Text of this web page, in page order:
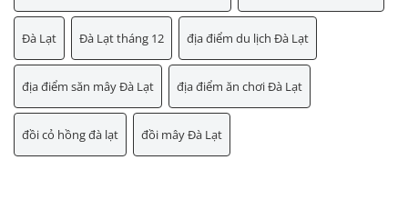
Đà Lạt Đà Lạt tháng 12 địa điểm du lịch Đà Lạt
địa điểm săn mây Đà Lạt địa điểm ăn chơi Đà Lạt
đồi cỏ hồng đà lạt đồi mây Đà Lạt